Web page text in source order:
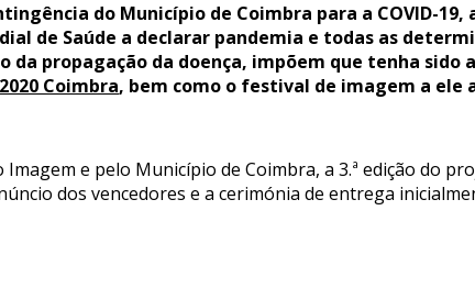
do Município de Coimbra para a COVID-
de Saúde a declarar pandemia e todas as
propagação da doença, impõem que tenha sido
Coimbra, bem como o festival de imagem a ele
e pelo Município de Coimbra, a 3.ª edição do
dos vencedores e a cerimónia de entrega